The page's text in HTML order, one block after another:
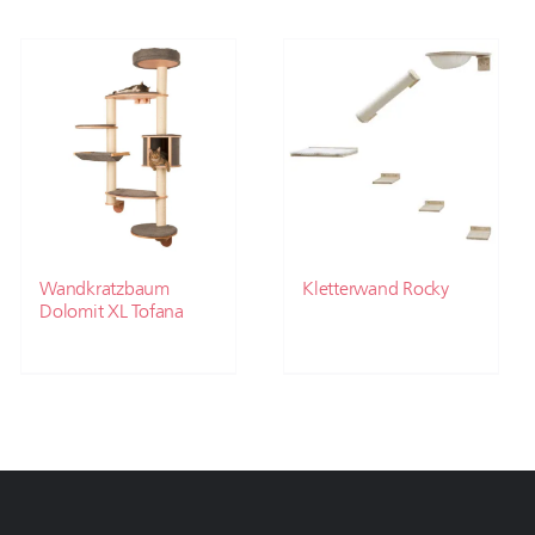
Wandkratzbaum
Dolomit XL Tofana
Kletterwand Rocky